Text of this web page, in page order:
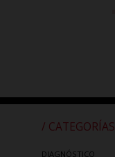
/ CATEGORÍAS
DIAGNÓSTICO